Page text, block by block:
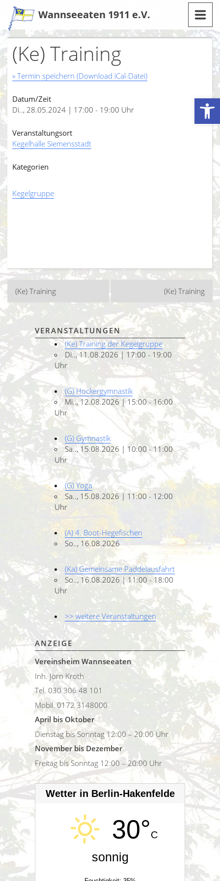
Werkzeugleiste öffnen
Zum
Inhalt
Wannseeaten 1911 e.V.
(Ke) Training
» Termin speichern (Download iCal-Datei)
Datum/Zeit
Di.., 28.05.2024 | 17:00 - 19:00 Uhr
Veranstaltungsort
Kegelhalle Siemensstadt
Kategorien
Kegelgruppe
Beitragsnavigation
(Ke) Training (Ke) Training
VERANSTALTUNGEN
(Ke) Training der Kegelgruppe
Di.., 11.08.2026 | 17:00 - 19:00
Uhr
(G) Hockergymnastik
Mi.., 12.08.2026 | 15:00 - 16:00
Uhr
(G) Gymnastik
Sa.., 15.08.2026 | 10:00 - 11:00
Uhr
(G) Yoga
Sa.., 15.08.2026 | 11:00 - 12:00
Uhr
(A) 4. Boot-Hegefischen
So.., 16.08.2026
(Ka) Gemeinsame Paddelausfahrt
So.., 16.08.2026 | 11:00 - 18:00
Uhr
>> weitere Veranstaltungen
ANZEIGE
Vereinsheim Wannseeaten
Inh. Jörn Kroth
Tel. 030 306 48 101
Mobil. 0172 3148000
April bis Oktober
Dienstag bis Sonntag 12:00 – 20:00 Uhr
November bis Dezember
Freitag bis Sonntag 12:00 – 20:00 Uhr
Wetter in Berlin-Hakenfelde
30°C
sonnig